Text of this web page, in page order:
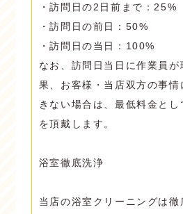
・訪問日の2日前まで：25%
・訪問日の前日：50%
・訪問日の当日：100%
なお、訪問日当日に作業員
果、お客様・当店双方の事
きない場合は、最低料金と
を頂戴します。
浴室徹底洗浄
当店の浴室クリーニングは